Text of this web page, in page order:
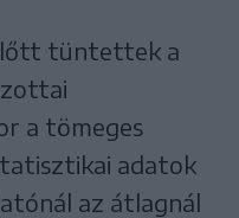
tüntettek a
a tömeges
adatok
az átlagnál